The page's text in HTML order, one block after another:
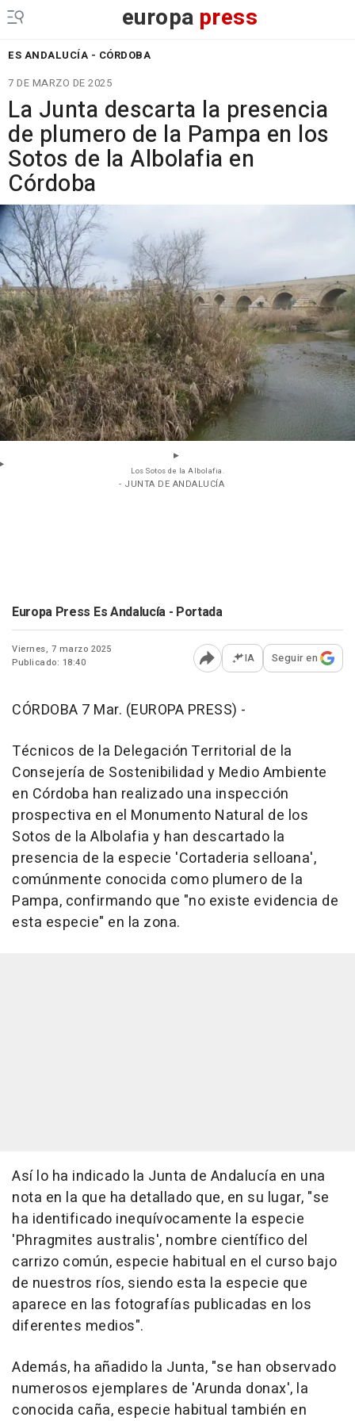
europa press
ES ANDALUCÍA - CÓRDOBA
7 DE MARZO DE 2025
La Junta descarta la presencia
de plumero de la Pampa en los
Sotos de la Albolafia en
Córdoba
Los Sotos de la Albolafia.
- JUNTA DE ANDALUCÍA
Europa Press Es Andalucía - Portada
Viernes, 7 marzo 2025
Publicado: 18:40
Abrir opciones para
IA Seguir en
CÓRDOBA 7 Mar. (EUROPA PRESS) -
Técnicos de la Delegación Territorial de la
Consejería de Sostenibilidad y Medio Ambiente
en Córdoba han realizado una inspección
prospectiva en el Monumento Natural de los
Sotos de la Albolafia y han descartado la
presencia de la especie 'Cortaderia selloana',
comúnmente conocida como plumero de la
Pampa, confirmando que "no existe evidencia de
esta especie" en la zona.
Así lo ha indicado la Junta de Andalucía en una
nota en la que ha detallado que, en su lugar, "se
ha identificado inequívocamente la especie
'Phragmites australis', nombre científico del
carrizo común, especie habitual en el curso bajo
de nuestros ríos, siendo esta la especie que
aparece en las fotografías publicadas en los
diferentes medios".
Además, ha añadido la Junta, "se han observado
numerosos ejemplares de 'Arunda donax', la
conocida caña, especie habitual también en